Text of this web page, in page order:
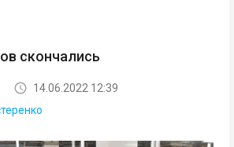
скончались
14.06.2022 12:39